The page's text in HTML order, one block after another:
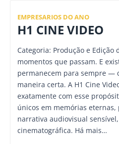
EMPRESARIOS DO ANO
H1 CINE VIDEO
Categoria: Produção e Edição
momentos que passam. E
permanecem para sempre —
maneira certa. A H1 Cine
exatamente com esse
únicos em memórias
narrativa audiovisual
cinematográfica. Há mais…